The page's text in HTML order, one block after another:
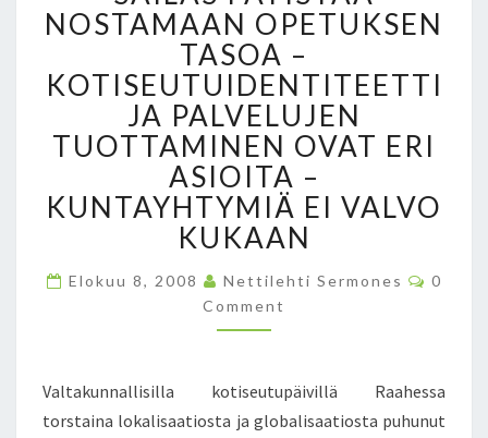
L
T
A
K
U
N
N
L
L
I
S
K
O
NOSTAMAAN OPETUKSEN
TASOA –
KOTISEUTUIDENTITEETTI
JA PALVELUJEN
TUOTTAMINEN OVAT ERI
ASIOITA –
KUNTAYHTYMIÄ EI VALVO
KUKAAN
Elokuu 8, 2008 Nettilehti Sermones
C
O
S
0
Comment
Valtakunnallisilla kotiseutupäivillä Raahessa
torstaina lokalisaatiosta ja globalisaatiosta puhunut